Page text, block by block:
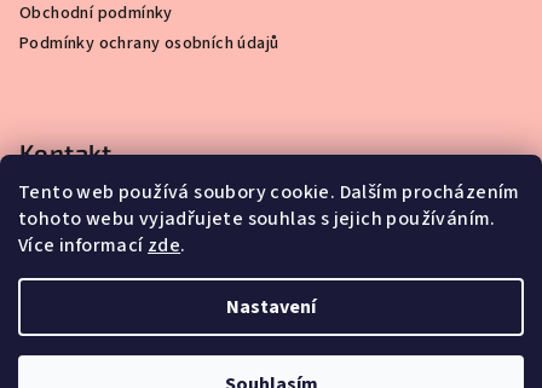
Tento web používá soubory cookie. Dalším procházením
tohoto webu vyjadřujete souhlas s jejich používáním.
Více informacízde.
Nastavení
Obchodní podmínky
Podmínky ochrany osobních údajů
Kontakt
info @simplydisplay.cz
+420 777 56 56 03